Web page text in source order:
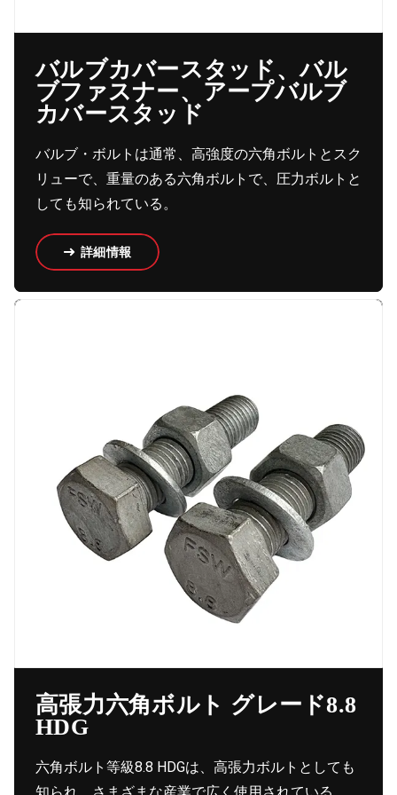
バルブカバースタッド、バル
ブファスナー、アープバルブ
カバースタッド
バルブ・ボルトは通常、高強度の六角ボルトとスク
リューで、重量のある六角ボルトで、圧力ボルトと
しても知られている。
詳細情報
高張力六角ボルト グレード8.8
HDG
六角ボルト等級8.8 HDGは、高張力ボルトとしても